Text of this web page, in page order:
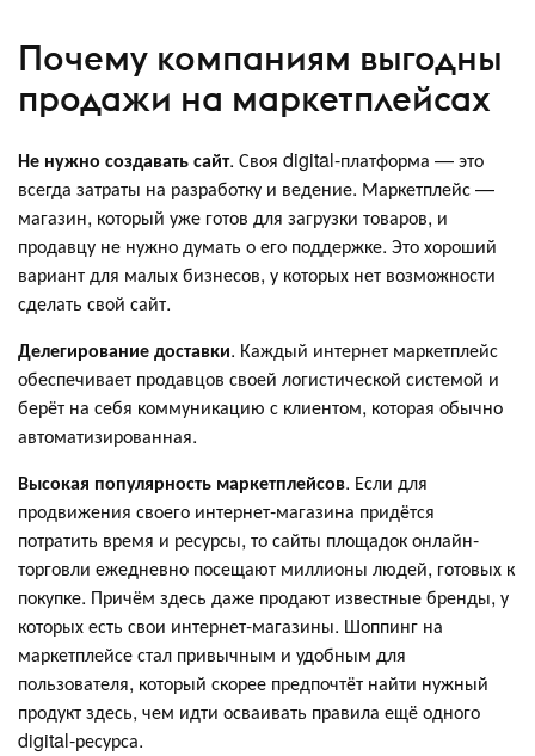
Почему компаниям выгодны
продажи на маркетплейсах
Не нужно создавать сайт. Своя digital-платформа — это
всегда затраты на разработку и ведение. Маркетплейс —
магазин, который уже готов для загрузки товаров, и
продавцу не нужно думать о его поддержке. Это хороший
вариант для малых бизнесов, у которых нет возможности
сделать свой сайт.
Делегирование доставки. Каждый интернет маркетплейс
обеспечивает продавцов своей логистической системой и
берёт на себя коммуникацию с клиентом, которая обычно
автоматизированная.
Высокая популярность маркетплейсов. Если для
продвижения своего интернет-магазина придётся
потратить время и ресурсы, то сайты площадок онлайн-
торговли ежедневно посещают миллионы людей, готовых к
покупке. Причём здесь даже продают известные бренды, у
которых есть свои интернет-магазины. Шоппинг на
маркетплейсе стал привычным и удобным для
пользователя, который скорее предпочтёт найти нужный
продукт здесь, чем идти осваивать правила ещё одного
digital-ресурса.